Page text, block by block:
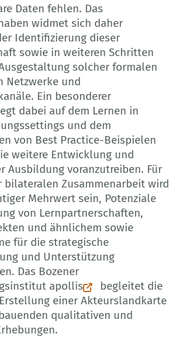
Daten fehlen. Das
widmet sich daher
Identifizierung dieser
sowie in weiteren Schritten
solcher formalen
Netzwerke und
Ein besonderer
dabei auf dem Lernen in
und dem
von Best Practice-Beispielen
weitere Entwicklung und
Ausbildung voranzutreiben. Für
bilateralen Zusammenarbeit wird
Mehrwert sein, Potenziale
von Lernpartnerschaften,
und ähnlichem sowie
für die strategische
und Unterstützung
Das Bozener
apollis
begleitet die
einer Akteurslandkarte
qualitativen und